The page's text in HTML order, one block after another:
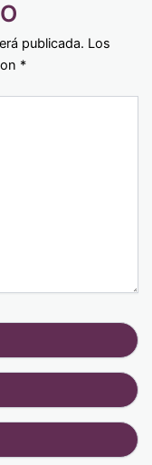
publicada. Los
*